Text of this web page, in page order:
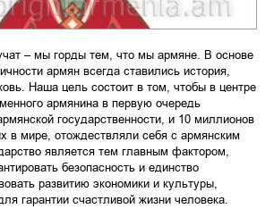
– мы горды тем, что мы армяне. В основе
армян всегда ставились история,
Наша цель состоит в том, чтобы в центре
армянина в первую очередь
государственности, и 10 миллионов
в мире, отождествляли себя с армянским
является тем главным фактором,
безопасность и единство
развитию экономики и культуры,
гарантии счастливой жизни человека.